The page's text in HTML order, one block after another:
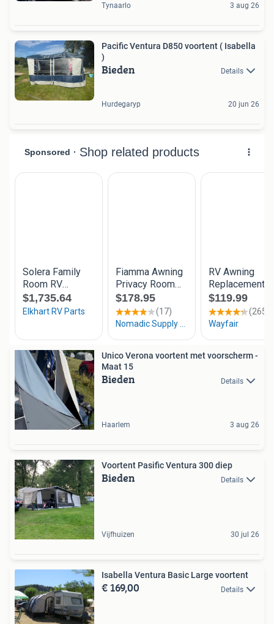
Tynaarlo 3 aug 26
Pacific Ventura D850 voortent ( Isabella
)
Bieden Details
Hurdegaryp 20 jun 26
Unico Verona voortent met voorscherm -
Maat 15
Bieden Details
Haarlem 3 aug 26
Voortent Pasific Ventura 300 diep
Bieden Details
Vijfhuizen 30 jul 26
Isabella Ventura Basic Large voortent
€ 169,00 Details